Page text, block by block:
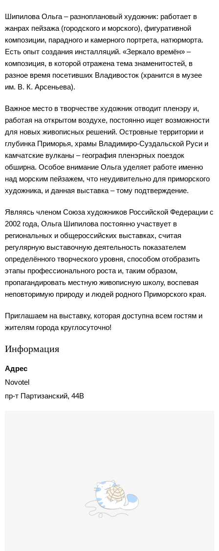
Шипилова Ольга – разноплановый художник: работает в
жанрах пейзажа (городского и морского), фигуративной
композиции, парадного и камерного портрета, натюрморта.
Есть опыт создания инсталляций. «Зеркало времён» –
композиция, в которой отражена тема знаменитостей, в
разное время посетивших Владивосток (хранится в музее
им. В. К. Арсеньева).
Важное место в творчестве художник отводит пленэру и,
работая на открытом воздухе, постоянно ищет возможности
для новых живописных решений. Островные территории и
глубинка Приморья, храмы Владимиро-Суздальской Руси и
камчатские вулканы – география пленэрных поездок
обширна. Особое внимание Ольга уделяет работе именно
над морским пейзажем, что неудивительно для приморского
художника, и данная выставка – тому подтверждение.
Являясь членом Союза художников Российской Федерации с
2002 года, Ольга Шипилова постоянно участвует в
региональных и общероссийских выставках, считая
регулярную выставочную деятельность показателем
определённого творческого уровня, способом отобразить
этапы профессионального роста и, таким образом,
пропагандировать местную живописную школу, воспевая
неповторимую природу и людей родного Приморского края.
Приглашаем на выставку, которая доступна всем гостям и
жителям города круглосуточно!
Информация
Адрес
Novotel
пр-т Партизанский, 44В